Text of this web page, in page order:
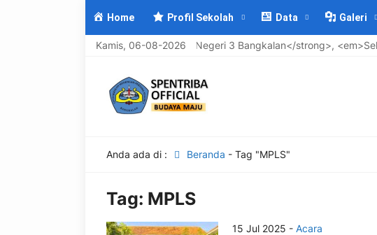
Home Profil Sekolah Data Galeri
Kamis, 06-08-2026
Datang di <strong>UPTD SMP Negeri 3 Bangkalan</strong>,
Anda ada di : Beranda - Tag "MPLS"
Tag: MPLS
15 Jul 2025 - Acara